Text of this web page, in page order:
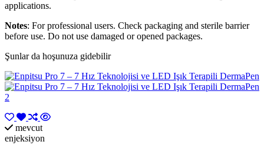
applications.
Notes: For professional users. Check packaging and sterile barrier
before use. Do not use damaged or opened packages.
Şunlar da hoşunuza gidebilir
mevcut
enjeksiyon